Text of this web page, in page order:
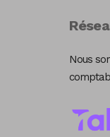
Nous